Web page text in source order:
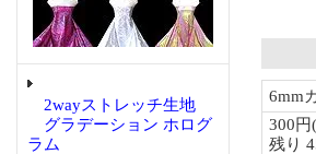
2wayストレッチ生地
グラデーション ホログ
ラム